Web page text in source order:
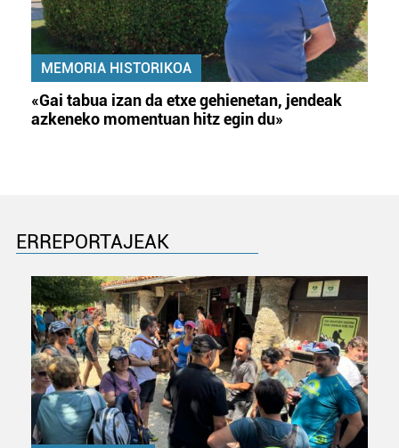
MEMORIA HISTORIKOA
«Gai tabua izan da etxe gehienetan, jendeak
azkeneko momentuan hitz egin du»
ERREPORTAJEAK